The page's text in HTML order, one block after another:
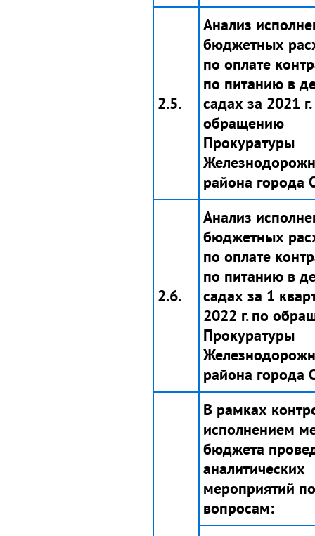
2.5.
Анализ
бюджетных
по оплате
по питанию в
садах за 2021
обращению
Прокуратуры
района города
2.6.
Анализ
бюджетных
по оплате
по питанию в
садах за 1
2022 г. по
Прокуратуры
района города
В рамках
исполнением
бюджета
аналитических
мероприятий по
вопросам: